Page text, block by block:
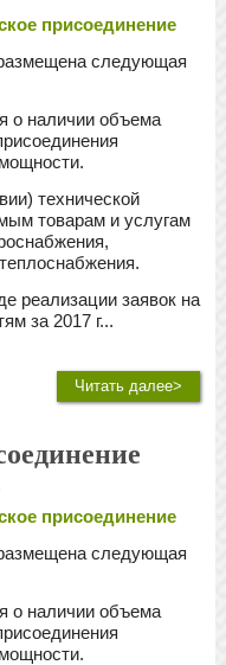
присоединение
следующая
о наличии объема
технической
товарам и услугам
реализации заявок на
за 2017 г...
Читать далее>
присоединение
следующая
о наличии объема